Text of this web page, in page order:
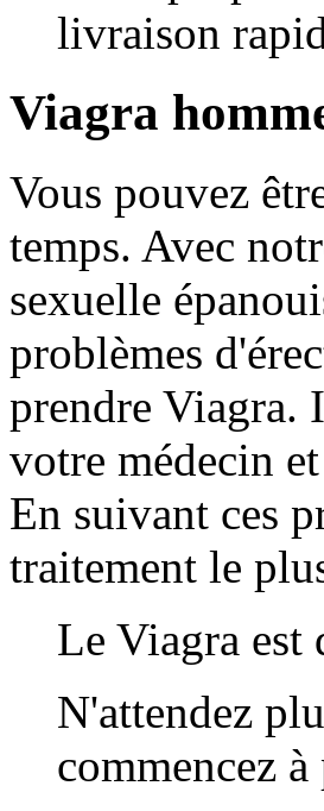
livraison
Viagra
Vous pouvez
temps. Avec
sexuelle
problèmes
prendre Viagra.
votre médecin
En suivant ces
traitement le
Le Viagra est
N'attendez
commencez